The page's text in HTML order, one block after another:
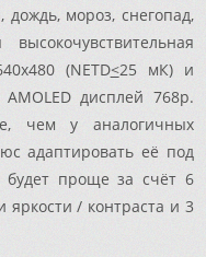
дождь, мороз, снегопад,
(NETD<25 мК) и
дисплей 768p.
чем у аналогичных
адаптировать её под
будет проще за счёт 6
яркости / контраста и 3